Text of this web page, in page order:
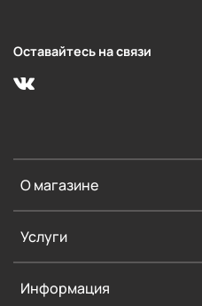
О магазине
Услуги
Информация
Оставайтесь на связи